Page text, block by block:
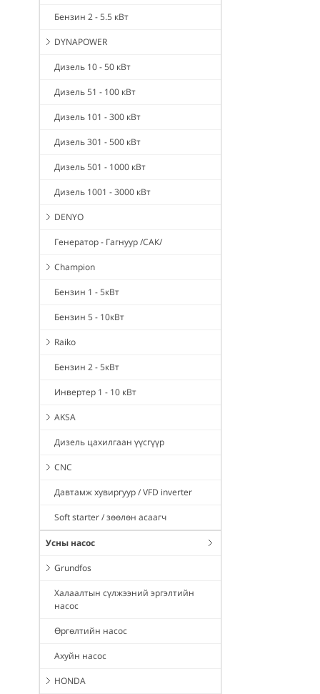
Бензин 2 - 5.5 кВт
DYNAPOWER
Дизель 10 - 50 кВт
Дизель 51 - 100 кВт
Дизель 101 - 300 кВт
Дизель 301 - 500 кВт
Дизель 501 - 1000 кВт
Дизель 1001 - 3000 кВт
DENYO
Генератор - Гагнуур /САК/
Champion
Бензин 1 - 5кВт
Бензин 5 - 10кВт
Raiko
Бензин 2 - 5кВт
Инвертер 1 - 10 кВт
AKSA
Дизель цахилгаан үүсгүүр
CNC
Давтамж хувиргуур / VFD inverter
Soft starter / зөөлөн асаагч
Усны насос
Grundfos
Халаалтын сүлжээний эргэлтийн
насос
Өргөлтийн насос
Ахуйн насос
HONDA